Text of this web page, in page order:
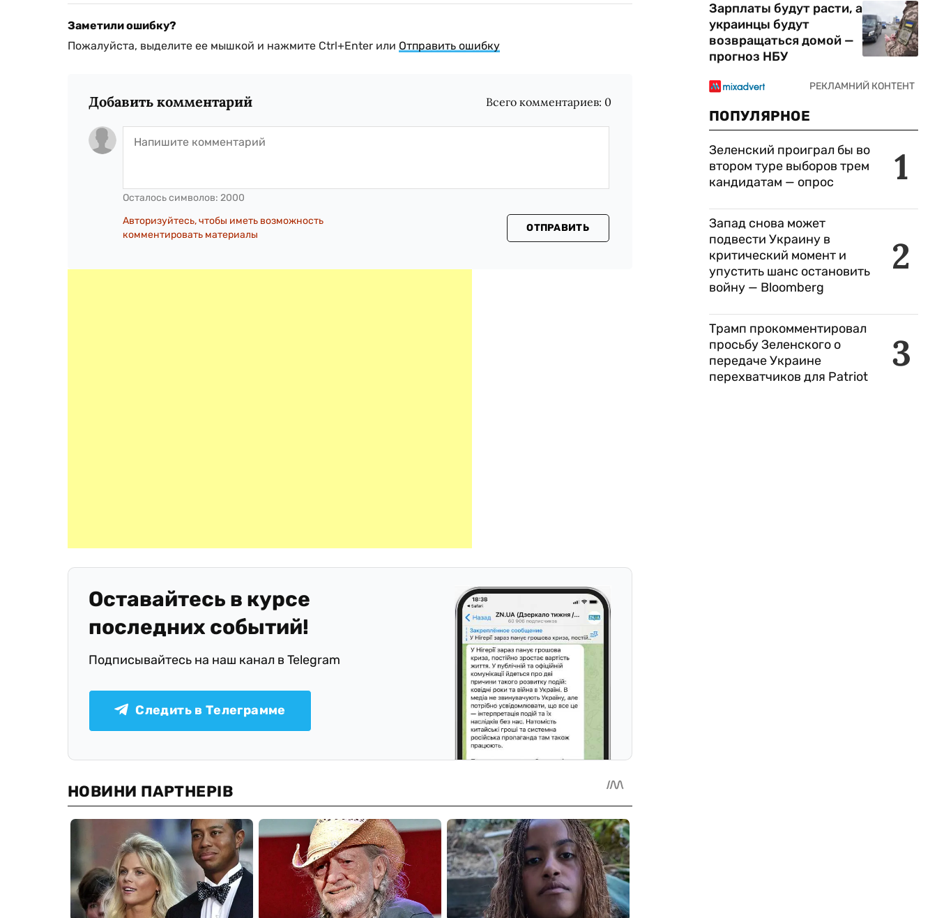
Заметили ошибку?
Пожалуйста, выделите ее мышкой и нажмите Ctrl+Enter или Отправить ошибку
Добавить комментарий Всего комментариев: 0
Осталось символов: 2000
Авторизуйтесь, чтобы иметь возможность
комментировать материалы
ОТПРАВИТЬ
Оставайтесь в курсе
последних событий!
Подписывайтесь на наш канал в Telegram
Следить в Телеграмме
Зарплаты будут расти, а
украинцы будут
возвращаться домой —
прогноз НБУ
ПОПУЛЯРНОЕ
1
Зеленский проиграл бы во
втором туре выборов трем
кандидатам — опрос
2
Запад снова может
подвести Украину в
критический момент и
упустить шанс остановить
войну — Bloomberg
3
Трамп прокомментировал
просьбу Зеленского о
передаче Украине
перехватчиков для Patriot